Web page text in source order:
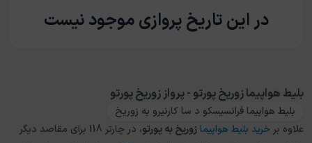
در این تاریخ پروازی موجود نیست
بلیط هواپیما زوریخ پورتو - پرواز زوریخ پورتو
بلیط هواپیما فرانسیسکو د سا کارنیرو به زوریخ
علاوه بر خرید بلیط هواپیما زوریخبهپورتو
، در چارتر 118 برای مقاصد دیگر